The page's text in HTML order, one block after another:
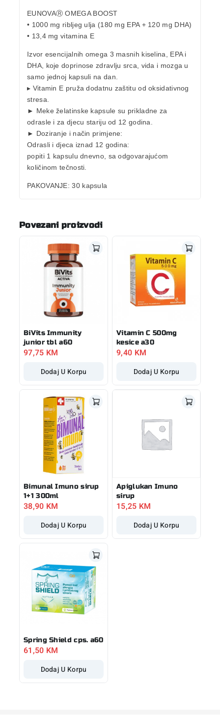
EUNOVAⓇ OMEGA BOOST
• 1000 mg ribljeg ulja (180 mg EPA + 120 mg DHA)
• 13,4 mg vitamina E
Izvor esencijalnih omega 3 masnih kiselina, EPA i
DHA, koje doprinose zdravlju srca, vida i mozga u
samo jednoj kapsuli na dan.
▸ Vitamin E pruža dodatnu zaštitu od oksidativnog
stresa.
► Meke želatinske kapsule su prikladne za
odrasle i za djecu stariju od 12 godina.
► Doziranje i način primjene:
Odrasli i djeca iznad 12 godina:
popiti 1 kapsulu dnevno, sa odgovarajućom
količinom tečnosti.
PAKOVANJE: 30 kapsula
Povezani proizvodi
BiVits Immunity
junior tbl a60
97,75 KM
Dodaj U Korpu
Vitamin C 500mg
kesice a30
9,40 KM
Dodaj U Korpu
Bimunal Imuno sirup
1+1 300ml
38,90 KM
Dodaj U Korpu
Apiglukan Imuno
sirup
15,25 KM
Dodaj U Korpu
Spring Shield cps. a60
61,50 KM
Dodaj U Korpu